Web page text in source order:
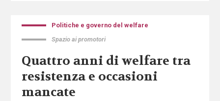
Politiche e governo del welfare
Spazio ai promotori
Quattro anni di welfare tra
resistenza e occasioni
mancate